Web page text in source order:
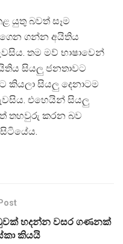
යුතු බවත් සෑම
ගන්න අයිතිය
තම මව් භාෂාවෙන්
සියලු ජනතාවට
කියලා සියලු දෙනාටම
එහෙයින් සියලු
තහවුරු කරන බව
සිටියේය.
හදන්න වසර ගණනක්
කියයි